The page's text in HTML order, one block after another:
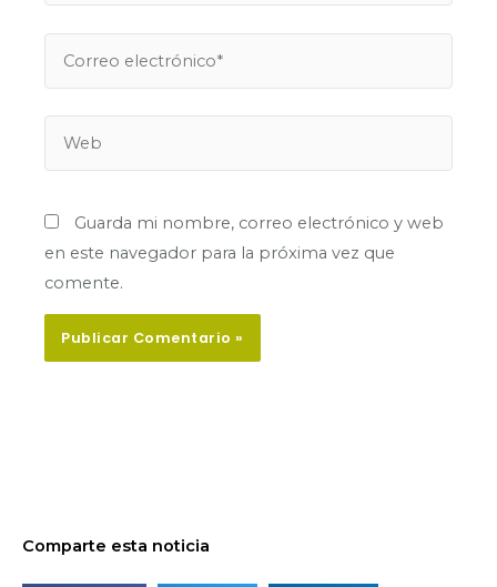
Guarda mi nombre, correo electrónico y web
en este navegador para la próxima vez que
comente.
Comparte esta noticia